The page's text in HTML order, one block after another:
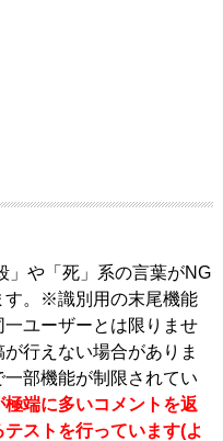
」や「死」系の言葉がNG
す。※識別用の末尾機能
ユーザーとは限りませ
行えない場合がありま
部機能が制限されてい
端に多いコメントを返
ストを行っています(よ